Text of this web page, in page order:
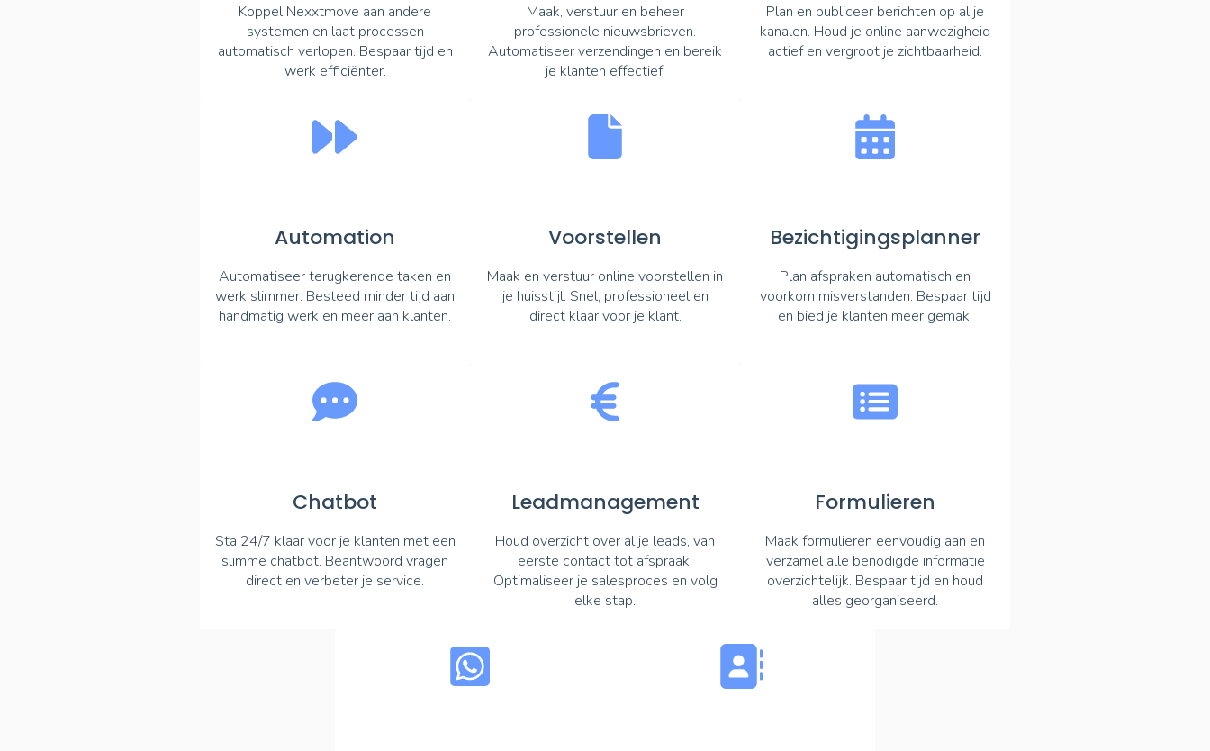
Koppel Nexxtmove aan andere
systemen en laat processen
automatisch verlopen. Bespaar tijd en
werk efficiënter.
Maak, verstuur en beheer
professionele nieuwsbrieven.
Automatiseer verzendingen en bereik
je klanten effectief.
Plan en publiceer berichten op al je
kanalen. Houd je online aanwezigheid
actief en vergroot je zichtbaarheid.
Automation
Automatiseer terugkerende taken en
werk slimmer. Besteed minder tijd aan
handmatig werk en meer aan klanten.
Voorstellen
Maak en verstuur online voorstellen in
je huisstijl. Snel, professioneel en
direct klaar voor je klant.
Bezichtigingsplanner
Plan afspraken automatisch en
voorkom misverstanden. Bespaar tijd
en bied je klanten meer gemak.
Chatbot
Sta 24/7 klaar voor je klanten met een
slimme chatbot. Beantwoord vragen
direct en verbeter je service.
Leadmanagement
Houd overzicht over al je leads, van
eerste contact tot afspraak.
Optimaliseer je salesproces en volg
elke stap.
Formulieren
Maak formulieren eenvoudig aan en
verzamel alle benodigde informatie
overzichtelijk. Bespaar tijd en houd
alles georganiseerd.